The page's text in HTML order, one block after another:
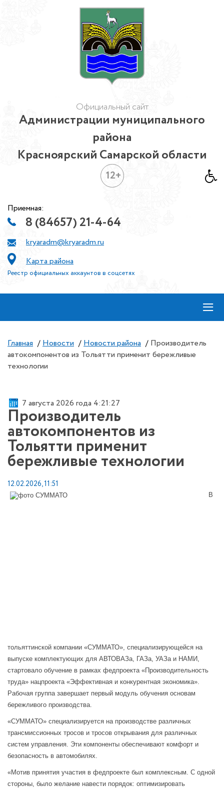
Официальный сайт
Администрации муниципального
района
Красноярский Самарской области
12+
Приемная:
8 (84657) 21-4-64
kryaradm@kryaradm.ru
Карта района
Реестр официальных аккаунтов в соцсетях
≡
Главная / Новости / Новости района / Производитель
автокомпонентов из Тольятти применит бережливые
технологии
7 августа 2026 года 4:21:27
Производитель
автокомпонентов из
Тольятти применит
бережливые технологии
12.02.2026, 11:51
В
тольяттинской компании «СУММАТО», специализирующейся на
выпуске комплектующих для АВТОВАЗа, ГАЗа, УАЗа и НАМИ,
стартовало обучение в рамках федпроекта «Производительность
труда» нацпроекта «Эффективная и конкурентная экономика».
Рабочая группа завершает первый модуль обучения основам
бережливого производства.
«СУММАТО» специализируется на производстве различных
трансмиссионных тросов и тросов открывания для различных
систем управления. Эти компоненты обеспечивают комфорт и
безопасность в автомобилях.
«Мотив принятия участия в федпроекте был комплексным. С одной
стороны, было желание навести порядок: оптимизировать